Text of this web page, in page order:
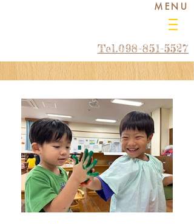
MENU
Tel.098-851-5527